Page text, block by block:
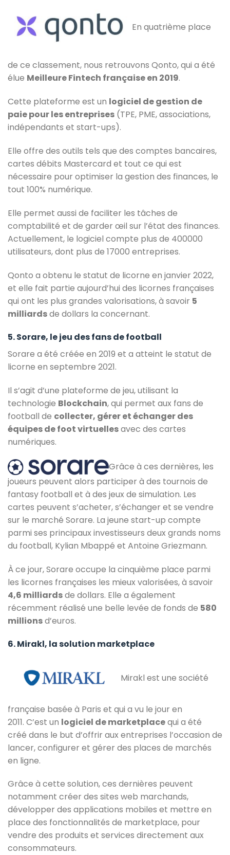
En quatrième place
de ce classement, nous retrouvons Qonto, qui a été
élue Meilleure Fintech française en 2019.
Cette plateforme est un logiciel de gestion de
paie pour les entreprises (TPE, PME, associations,
indépendants et start-ups).
Elle offre des outils tels que des comptes bancaires,
cartes débits Mastercard et tout ce qui est
nécessaire pour optimiser la gestion des finances, le
tout 100% numérique.
Elle permet aussi de faciliter les tâches de
comptabilité et de garder œil sur l’état des finances.
Actuellement, le logiciel compte plus de 400000
utilisateurs, dont plus de 17000 entreprises.
Qonto a obtenu le statut de licorne en janvier 2022,
et elle fait partie aujourd’hui des licornes françaises
qui ont les plus grandes valorisations, à savoir 5
milliardsde dollars la concernant.
5. Sorare, le jeu des fans de football
Sorare a été créée en 2019 et a atteint le statut de
licorne en septembre 2021.
Il s’agit d’une plateforme de jeu, utilisant la
technologie Blockchain, qui permet aux fans de
football de collecter, gérer et échanger des
équipes de foot virtuellesavec des cartes
numériques.
Grâce à ces dernières, les
joueurs peuvent alors participer à des tournois de
fantasy football et à des jeux de simulation. Les
cartes peuvent s’acheter, s’échanger et se vendre
sur le marché Sorare. La jeune start-up compte
parmi ses principaux investisseurs deux grands noms
du football, Kylian Mbappé et Antoine Griezmann.
À ce jour, Sorare occupe la cinquième place parmi
les licornes françaises les mieux valorisées, à savoir
4,6 milliardsde dollars. Elle a également
récemment réalisé une belle levée de fonds de 580
millionsd’euros.
6. Mirakl, la solution marketplace
Mirakl est une société
française basée à Paris et qui a vu le jour en
2011. C’est un logiciel de marketplacequi a été
créé dans le but d’offrir aux entreprises l’occasion de
lancer, configurer et gérer des places de marchés
en ligne.
Grâce à cette solution, ces dernières peuvent
notamment créer des sites web marchands,
développer des applications mobiles et mettre en
place des fonctionnalités de marketplace, pour
vendre des produits et services directement aux
consommateurs.